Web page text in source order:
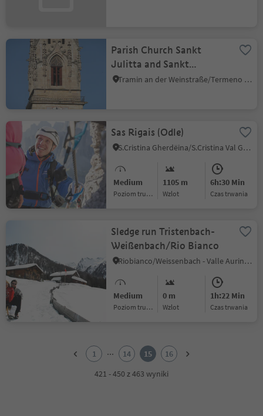
Parish Church Sankt
Julitta and Sankt
Quirikus
Tramin an der Weinstraße/Termeno sulla Strada del Vino, Alto Adige Wine Road
Sas Rigais (Odle)
S.Cristina Gherdëina/S.Cristina Val Gardena/S.Cristina Gherdëina/St.Christina in Gröden, S.Crestina Gherdëina/Santa Cristina Val Gardana, Dolomites Region Val Gardena
Medium
Poziom trudności
1105 m
Wzlot
6h:30 Min
czas trwania
Sledge run Tristenbach-
Weißenbach/Rio Bianco
Riobianco/Weissenbach - Valle Aurina/Ahrntal, Ahrntal/Valle Aurina, Ahrntal/Valle Aurina
Medium
Poziom trudności
0 m
Wzlot
1h:22 Min
czas trwania
1 ... 14 15
16
421 - 450 z 463 wyniki